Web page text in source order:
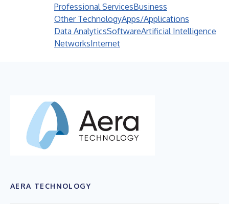
Professional ServicesBusiness
Other TechnologyApps/Applications
Data AnalyticsSoftwareArtificial Intelligence
NetworksInternet
AERA TECHNOLOGY